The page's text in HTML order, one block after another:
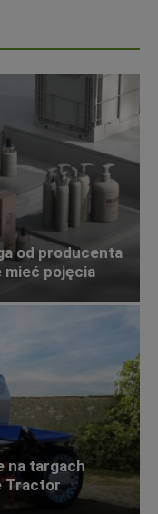
od producenta
mieć pojęcia
na targach
Tractor